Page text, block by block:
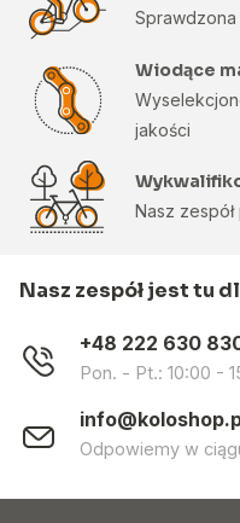
Wiodące
jakości
Nasz
Nasz zespół jest tu
+48 222 630
Pon. - Pt.: 10:00 -
Odpowiemy w